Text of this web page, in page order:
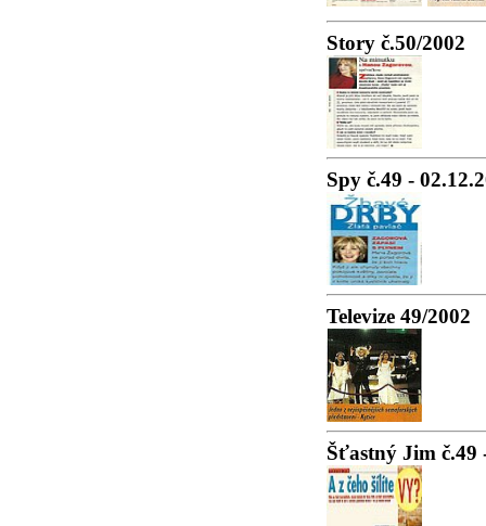
Story č.50/2002
Spy č.49 -
Televize 49/2002
Šťastný Jim č.49